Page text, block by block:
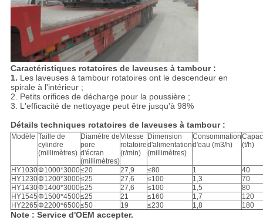
Caractéristiques rotatoires de laveuses à tambour :
1. Les laveuses à tambour rotatoires ont le descendeur en
spirale à l'intérieur ;
2. Petits orifices de décharge pour la poussière ;
3. L'efficacité de nettoyage peut être jusqu'à 98%
Détails techniques rotatoires de laveuses à tambour :
Modèle Taille de
cylindre
(millimètres)
Diamètre de
pore
d'écran
(millimètres)
Vitesse
rotatoire
(r/min)
Dimension
d'alimentation
(millimètres)
Consommation
d'eau (m3/h)
(t/h)
HY1030Φ1000*3000≤20 27,9 ≤80 1
40
HY1230Φ1200*3000≤25 27,6 ≤100 1,3
70
HY1430Φ1400*3000≤25 27,6 ≤100 1,5
80
HY1545Φ1500*4500≤25 21 ≤160 1,7
120
HY2265Φ2200*6500≤50 19 ≤230 1,8 180
Note : Service d'OEM accepter.